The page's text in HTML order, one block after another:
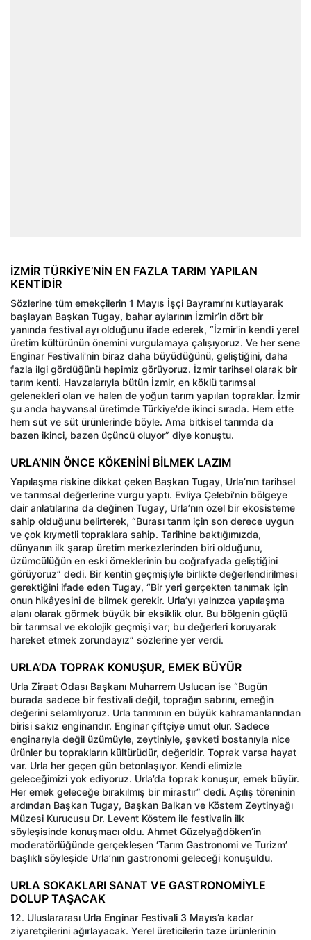
İZMİR TÜRKİYE’NİN EN FAZLA TARIM YAPILAN
KENTİDİR
Sözlerine tüm emekçilerin 1 Mayıs İşçi Bayramı’nı kutlayarak
başlayan Başkan Tugay, bahar aylarının İzmir’in dört bir
yanında festival ayı olduğunu ifade ederek, “İzmir'in kendi yerel
üretim kültürünün önemini vurgulamaya çalışıyoruz. Ve her sene
Enginar Festivali'nin biraz daha büyüdüğünü, geliştiğini, daha
fazla ilgi gördüğünü hepimiz görüyoruz. İzmir tarihsel olarak bir
tarım kenti. Havzalarıyla bütün İzmir, en köklü tarımsal
gelenekleri olan ve halen de yoğun tarım yapılan topraklar. İzmir
şu anda hayvansal üretimde Türkiye'de ikinci sırada. Hem ette
hem süt ve süt ürünlerinde böyle. Ama bitkisel tarımda da
bazen ikinci, bazen üçüncü oluyor” diye konuştu.
URLA’NIN ÖNCE KÖKENİNİ BİLMEK LAZIM
Yapılaşma riskine dikkat çeken Başkan Tugay, Urla’nın tarihsel
ve tarımsal değerlerine vurgu yaptı. Evliya Çelebi’nin bölgeye
dair anlatılarına da değinen Tugay, Urla’nın özel bir ekosisteme
sahip olduğunu belirterek, “Burası tarım için son derece uygun
ve çok kıymetli topraklara sahip. Tarihine baktığımızda,
dünyanın ilk şarap üretim merkezlerinden biri olduğunu,
üzümcülüğün en eski örneklerinin bu coğrafyada geliştiğini
görüyoruz” dedi. Bir kentin geçmişiyle birlikte değerlendirilmesi
gerektiğini ifade eden Tugay, “Bir yeri gerçekten tanımak için
onun hikâyesini de bilmek gerekir. Urla’yı yalnızca yapılaşma
alanı olarak görmek büyük bir eksiklik olur. Bu bölgenin güçlü
bir tarımsal ve ekolojik geçmişi var; bu değerleri koruyarak
hareket etmek zorundayız” sözlerine yer verdi.
URLA’DA TOPRAK KONUŞUR, EMEK BÜYÜR
Urla Ziraat Odası Başkanı Muharrem Uslucan ise “Bugün
burada sadece bir festivali değil, toprağın sabrını, emeğin
değerini selamlıyoruz. Urla tarımının en büyük kahramanlarından
birisi sakız enginarıdır. Enginar çiftçiye umut olur. Sadece
enginarıyla değil üzümüyle, zeytiniyle, şevketi bostanıyla nice
ürünler bu toprakların kültürüdür, değeridir. Toprak varsa hayat
var. Urla her geçen gün betonlaşıyor. Kendi elimizle
geleceğimizi yok ediyoruz. Urla’da toprak konuşur, emek büyür.
Her emek geleceğe bırakılmış bir mirastır” dedi. Açılış töreninin
ardından Başkan Tugay, Başkan Balkan ve Köstem Zeytinyağı
Müzesi Kurucusu Dr. Levent Köstem ile festivalin ilk
söyleşisinde konuşmacı oldu. Ahmet Güzelyağdöken’in
moderatörlüğünde gerçekleşen ‘Tarım Gastronomi ve Turizm’
başlıklı söyleşide Urla’nın gastronomi geleceği konuşuldu.
URLA SOKAKLARI SANAT VE GASTRONOMİYLE
DOLUP TAŞACAK
12. Uluslararası Urla Enginar Festivali 3 Mayıs’a kadar
ziyaretçilerini ağırlayacak. Yerel üreticilerin taze ürünlerinin